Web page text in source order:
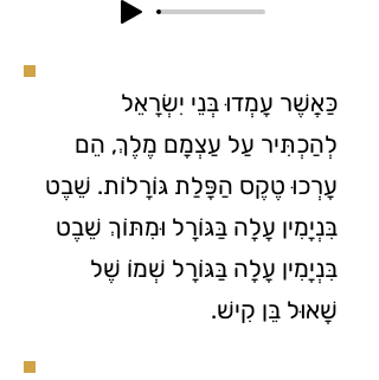
כַּאֲשֶׁר עָמְדוּ בְּנֵי יִשְׂרָאֵל
לְהַכְתִּיר עַל עַצְמָם מֶלֶךְ, הֵם
עָרְכוּ טֶקֶס הַפָּלַת גּוֹרָלוֹת. שֵׁבֶט
בִּנְיָמִין עָלָה בַּגּוֹרָל וּמִתּוֹךְ שֵׁבֶט
בִּנְיָמִין עָלָה בַּגּוֹרָל שְׁמוֹ שֶׁל
שָׁאוּל בֵּן קִישׁ.